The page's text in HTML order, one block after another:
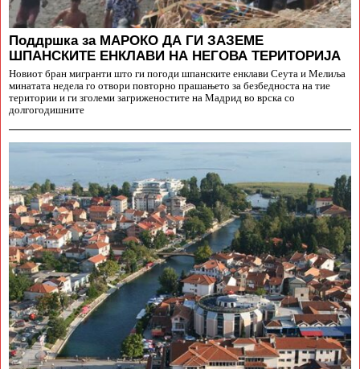
Поддршка за МАРОКО ДА ГИ ЗАЗЕМЕ
ШПАНСКИТЕ ЕНКЛАВИ НА НЕГОВА ТЕРИТОРИЈА
Новиот бран мигранти што ги погоди шпанските енклави Сеута и Мелиља
минатата недела го отвори повторно прашањето за безбедноста на тие
територии и ги зголеми загриженостите на Мадрид во врска со
долгогодишните